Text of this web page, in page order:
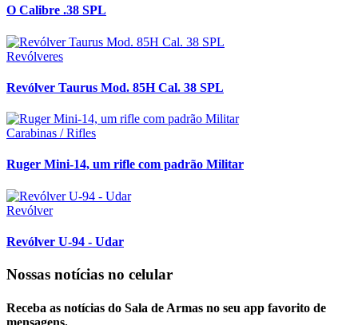
O Calibre .38 SPL
Revólveres
Revólver Taurus Mod. 85H Cal. 38 SPL
Carabinas / Rifles
Ruger Mini-14, um rifle com padrão Militar
Revólver
Revólver U-94 - Udar
Nossas notícias no celular
Receba as notícias do Sala de Armas no seu app favorito de
mensagens.